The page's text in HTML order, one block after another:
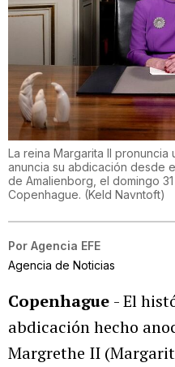
La reina Margarita II
anuncia su abdicación desde
de Amalienborg, el domingo
Copenhague. (Keld Navntoft)
Por Agencia EFE
Agencia de Noticias
Copenhague - El
abdicación hecho
Margrethe II